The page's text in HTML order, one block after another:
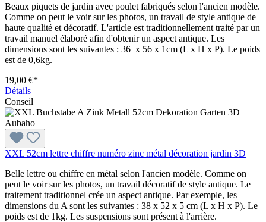
Beaux piquets de jardin avec poulet fabriqués selon l'ancien modèle.
Comme on peut le voir sur les photos, un travail de style antique de
haute qualité et décoratif. L'article est traditionnellement traité par un
travail manuel élaboré afin d'obtenir un aspect antique. Les
dimensions sont les suivantes : 36 x 56 x 1cm (L x H x P). Le poids
est de 0,6kg.
19,00 €*
Détails
Conseil
XXL 52cm lettre chiffre numéro zinc métal décoration jardin 3D
Belle lettre ou chiffre en métal selon l'ancien modèle. Comme on
peut le voir sur les photos, un travail décoratif de style antique. Le
traitement traditionnel crée un aspect antique. Par exemple, les
dimensions du A sont les suivantes : 38 x 52 x 5 cm (L x H x P). Le
poids est de 1kg. Les suspensions sont présent à l'arrière.